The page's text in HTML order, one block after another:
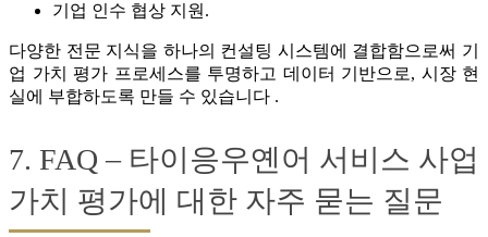
기업 인수 협상 지원.
다양한 전문 지식을 하나의 컨설팅 시스템에 결합함으로써 기
업 가치 평가 프로세스를 투명하고 데이터 기반으로, 시장 현
실에 부합하도록 만들 수 있습니다 .
7. FAQ – 타이응우옌어 서비스 사업
가치 평가에 대한 자주 묻는 질문